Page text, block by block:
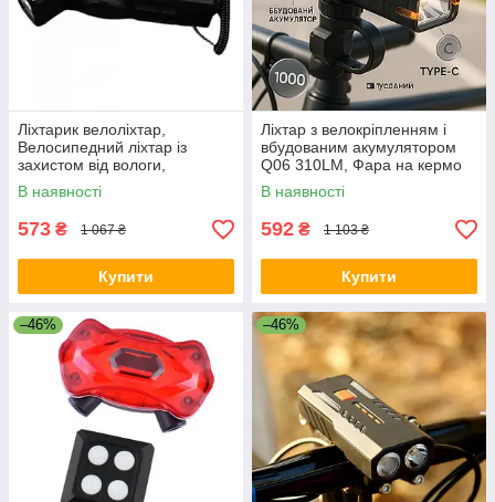
Ліхтарик велоліхтар,
Велосипедний ліхтар із
захистом від вологи,
Універсальна велосипедна
фара IC-25
В наявності
573 ₴ 1 067 ₴
Купити
Ліхтар з велокріпленням і
вбудованим акумулятором
Q06 310LM, Фара на кермо
велосипеда RE-37
В наявності
592 ₴ 1 103 ₴
Купити
–46% –46%